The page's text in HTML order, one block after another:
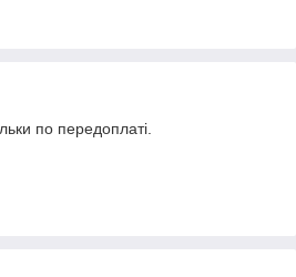
по передоплаті.